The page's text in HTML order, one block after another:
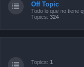
Off Topic
Todo lo que no tiene
Topics: 324
Topics: 1